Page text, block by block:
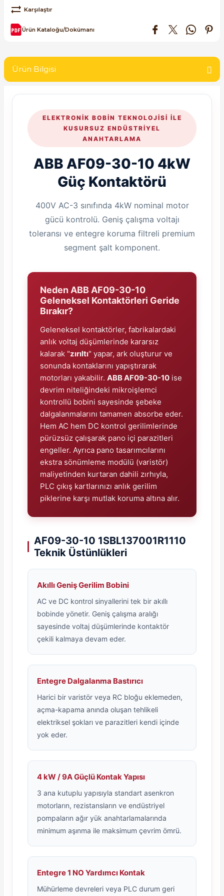
- UPS
Şalterleri
Yol Vericiler
Pako Şalterler
SIMATIC TIA PORTAL HMI Yazılımları
SIMATIC Yazılım Paketleri
SIMOTION Hareket Kontrol Üniteleri
WinCC Unified Runtime Yazılımları
Karşılaştır
Ürün Kataloğu/Dokümanı
Ürün Bilgisi
ELEKTRONIK BOBIN TEKNOLOJISI ILE
KUSURSUZ ENDÜSTRIYEL
ANAHTARLAMA
ABB AF09-30-10 4kW
Güç Kontaktörü
400V AC-3 sınıfında 4kW nominal motor
gücü kontrolü. Geniş çalışma voltajı
toleransı ve entegre koruma filtreli premium
segment şalt komponent.
Neden ABB AF09-30-10
Geleneksel Kontaktörleri Geride
Bırakır?
Geleneksel kontaktörler, fabrikalardaki
anlık voltaj düşümlerinde kararsız
kalarak "zırıltı" yapar, ark oluşturur ve
sonunda kontaklarını yapıştırarak
motorları yakabilir. ABB AF09-30-10 ise
devrim niteliğindeki mikroişlemci
kontrollü bobini sayesinde şebeke
dalgalanmalarını tamamen absorbe eder.
Hem AC hem DC kontrol gerilimlerinde
pürüzsüz çalışarak pano içi parazitleri
engeller. Ayrıca pano tasarımcılarını
ekstra sönümleme modülü (varistör)
maliyetinden kurtaran dahili zırhıyla,
PLC çıkış kartlarınızı anlık gerilim
piklerine karşı mutlak koruma altına alır.
AF09-30-10 1SBL137001R1110
Teknik Üstünlükleri
Akıllı Geniş Gerilim Bobini
AC ve DC kontrol sinyallerini tek bir akıllı
bobinde yönetir. Geniş çalışma aralığı
sayesinde voltaj düşümlerinde kontaktör
çekili kalmaya devam eder.
Entegre Dalgalanma Bastırıcı
Harici bir varistör veya RC bloğu eklemeden,
açma-kapama anında oluşan tehlikeli
elektriksel şokları ve parazitleri kendi içinde
yok eder.
4 kW / 9A Güçlü Kontak Yapısı
3 ana kutuplu yapısıyla standart asenkron
motorların, rezistansların ve endüstriyel
pompaların ağır yük anahtarlamalarında
minimum aşınma ile maksimum çevrim ömrü.
Entegre 1 NO Yardımcı Kontak
Mühürleme devreleri veya PLC durum geri